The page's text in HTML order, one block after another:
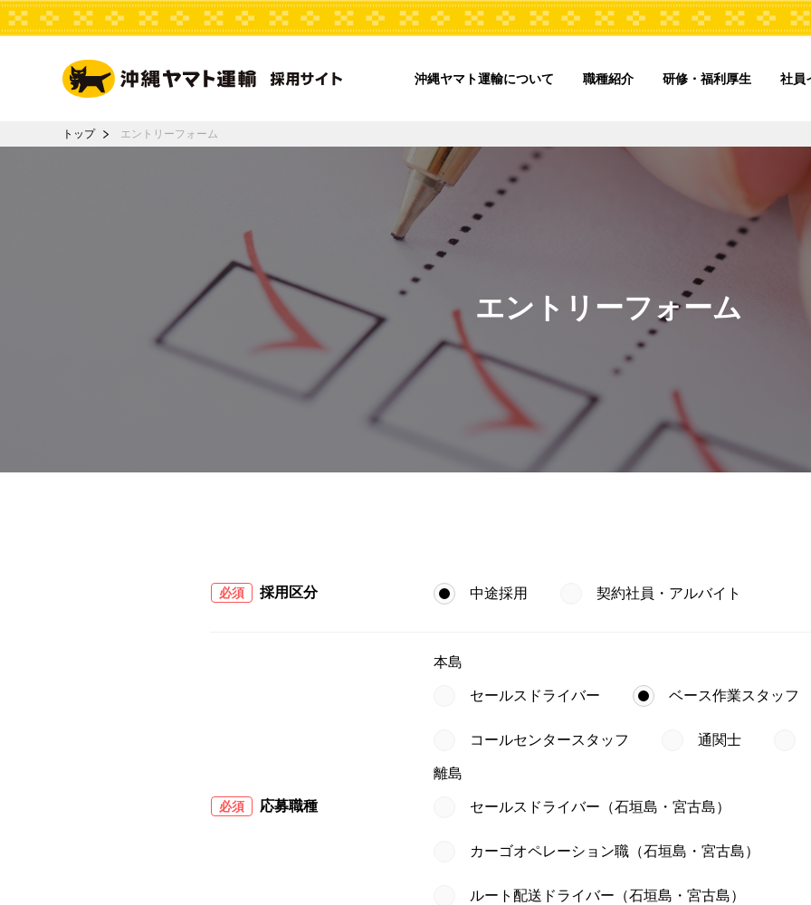
沖縄ヤマト運輸について 職種紹介 研修・福利厚生 社員
トップ エントリーフォーム
エントリーフォーム
必須 採用区分 中途採用 契約社員・アルバイト
必須 応募職種
本島
セールスドライバー ベース作業スタッフ
コールセンタースタッフ 通関士
離島
セールスドライバー（石垣島・宮古島）
カーゴオペレーション職（石垣島・宮古島）
ルート配送ドライバー（石垣島・宮古島）